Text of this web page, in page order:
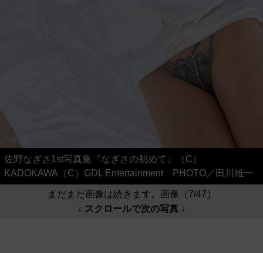
佐野なぎさ1st写真集『なぎさの初めて』（C）
KADOKAWA（C）GDL Entertainment PHOTO／田川雄一
まだまだ画像は続きます。画像（7/47）
↓ スクロールで次の写真 ↓